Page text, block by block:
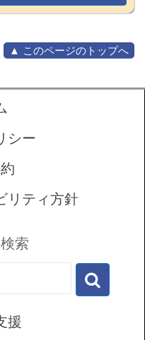
▲ このページのトップへ
シー
リティ方針
索
援